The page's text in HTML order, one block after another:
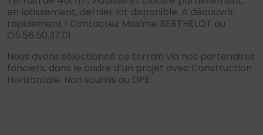
en lotissement, dernier lot disponible. A découvrir
rapidement ! Contactez Maxime BERTHELOT au
O5.56.50.37.01
Nous avons sélectionné ce terrain via nos partenaires
fonciers, dans le cadre d’un projet avec Construction
Horizontale. Non soumis au DPE.